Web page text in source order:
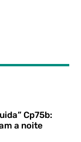
Cp75b:
a noite